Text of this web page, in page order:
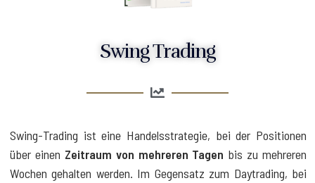
Swing Trading
Swing-Trading ist eine Handelsstrategie, bei der Positionen
über einen Zeitraum von mehreren Tagen bis zu mehreren
Wochen gehalten werden. Im Gegensatz zum Daytrading, bei